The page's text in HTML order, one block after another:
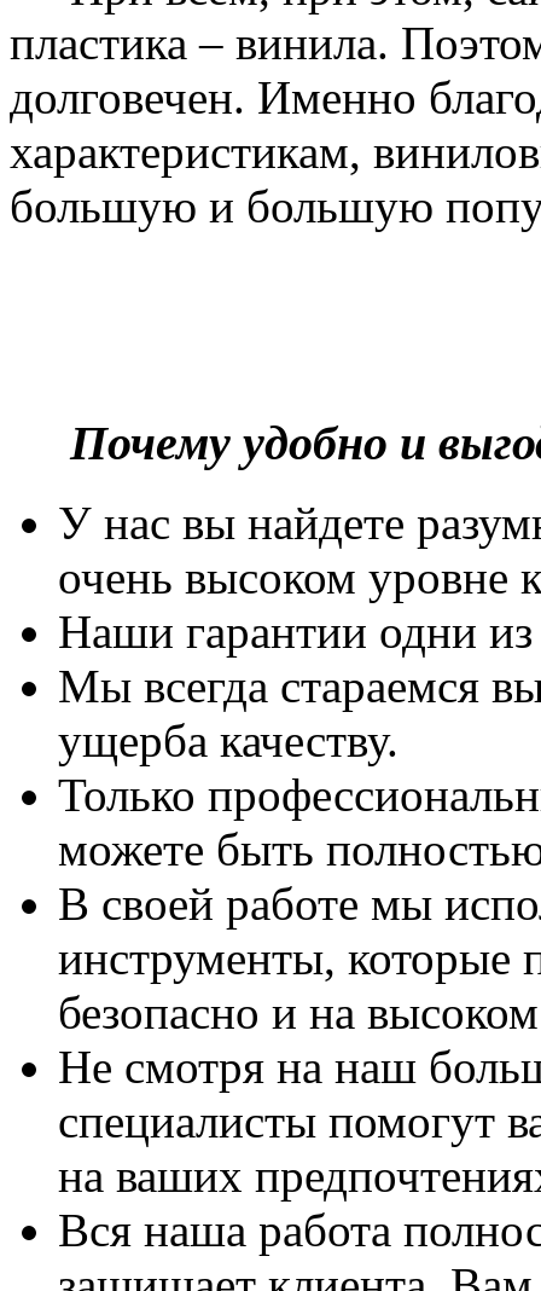
пластика – винила.
долговечен. Именно
характеристикам,
большую и большую
Почему удобно и
У нас вы найдете
очень высоком уровне
Наши гарантии одни
Мы всегда стараемся
ущерба качеству.
Только
можете быть
В своей работе мы
инструменты, которые
безопасно и на
Не смотря на наш
специалисты помогут
на ваших
Вся наша работа